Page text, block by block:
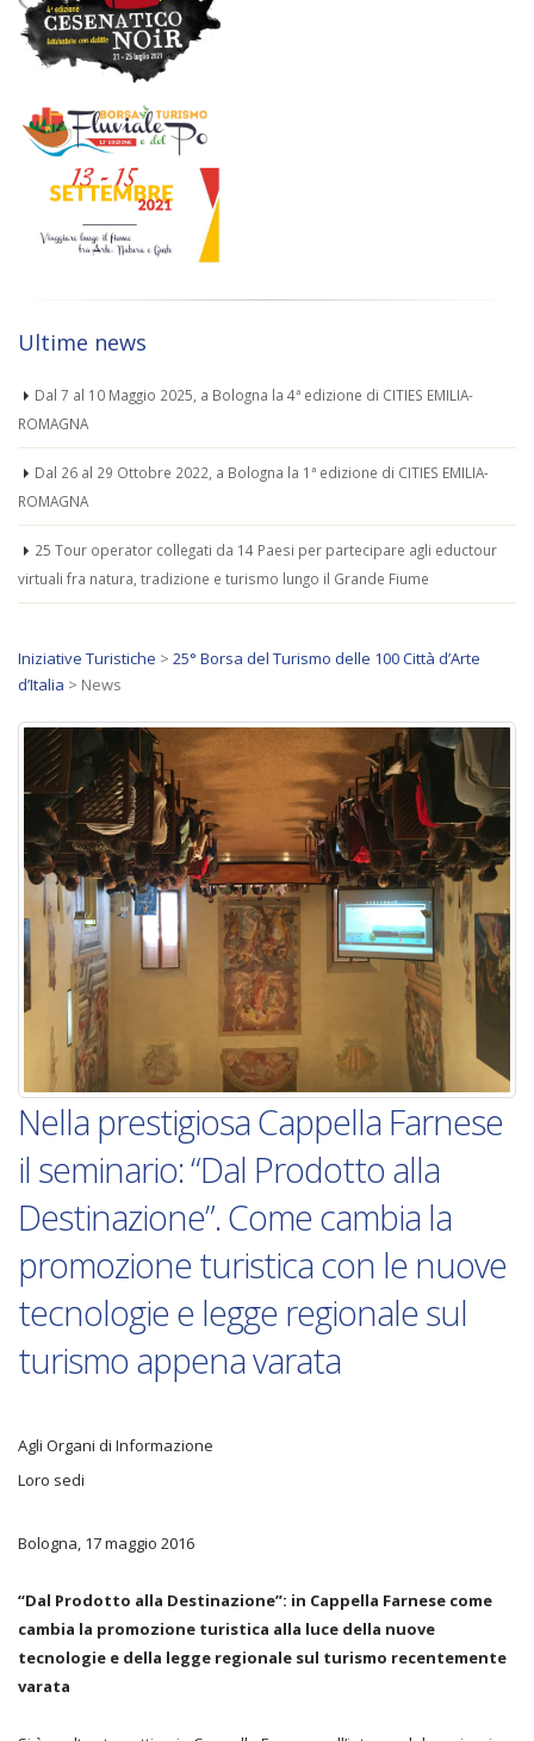
Ultime news
Dal 7 al 10 Maggio 2025, a Bologna la 4ª edizione di CITIES EMILIA-
ROMAGNA
Dal 26 al 29 Ottobre 2022, a Bologna la 1ª edizione di CITIES EMILIA-
ROMAGNA
25 Tour operator collegati da 14 Paesi per partecipare agli eductour
virtuali fra natura, tradizione e turismo lungo il Grande Fiume
Iniziative Turistiche > 25° Borsa del Turismo delle 100 Città d’Arte
d’Italia > News
Nella prestigiosa Cappella Farnese
il seminario: “Dal Prodotto alla
Destinazione”. Come cambia la
promozione turistica con le nuove
tecnologie e legge regionale sul
turismo appena varata
Agli Organi di Informazione
Loro sedi
Bologna, 17 maggio 2016
“Dal Prodotto alla Destinazione”: in Cappella Farnese come
cambia la promozione turistica alla luce della nuove
tecnologie e della legge regionale sul turismo recentemente
varata